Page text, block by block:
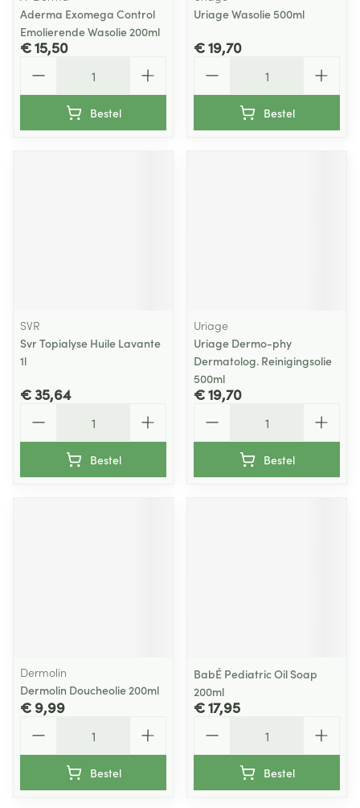
Aderma Exomega Control
Emolierende Wasolie 200ml
€ 15,50
Bestel
Uriage Wasolie 500ml
€ 19,70
Bestel
SVR
Svr Topialyse Huile Lavante
1l
€ 35,64
Bestel
Uriage
Uriage Dermo-phy
Dermatolog. Reinigingsolie
500ml
€ 19,70
Bestel
Dermolin
Dermolin Doucheolie 200ml
€ 9,99
Bestel
BabÉ Pediatric Oil Soap
200ml
€ 17,95
Bestel